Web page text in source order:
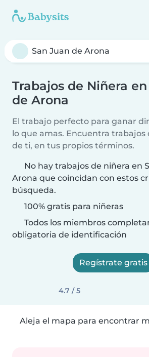
Trabajos de Niñera
de Arona
El trabajo perfecto para ganar
lo que amas. Encuentra trabajos
de ti, en tus propios términos.
No hay trabajos de niñera en
Arona que coincidan con estos
búsqueda.
100% gratis para niñeras
Todos los miembros
obligatoria de identificación
Regístrate gratis
4.7 / 5
Aleja el mapa para encontrar